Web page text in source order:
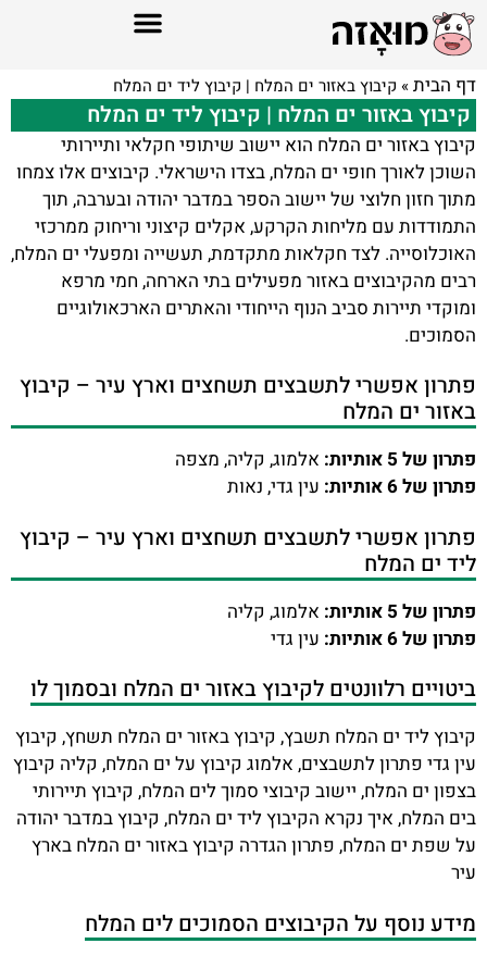
דף הבית» קיבוץ באזור ים המלח | קיבוץ ליד ים המלח
קיבוץ באזור ים המלח | קיבוץ ליד ים המלח
קיבוץ באזור ים המלח הוא יישוב שיתופי חקלאי ותיירותי
השוכן לאורך חופי ים המלח, בצדו הישראלי. קיבוצים אלו צמחו
מתוך חזון חלוצי של יישוב הספר במדבר יהודה ובערבה, תוך
התמודדות עם מליחות הקרקע, אקלים קיצוני וריחוק ממרכזי
האוכלוסייה. לצד חקלאות מתקדמת, תעשייה ומפעלי ים המלח,
רבים מהקיבוצים באזור מפעילים בתי הארחה, חמי מרפא
ומוקדי תיירות סביב הנוף הייחודי והאתרים הארכאולוגיים
הסמוכים.
פתרון אפשרי לתשבצים תשחצים וארץ עיר – קיבוץ
באזור ים המלח
פתרון של 5 אותיות:
אלמוג, קליה, מצפה
פתרון של 6 אותיות:
עין גדי, נאות
פתרון אפשרי לתשבצים תשחצים וארץ עיר – קיבוץ
ליד ים המלח
פתרון של 5 אותיות:
אלמוג, קליה
פתרון של 6 אותיות:
עין גדי
ביטויים רלוונטים לקיבוץ באזור ים המלח ובסמוך לו
קיבוץ ליד ים המלח תשבץ, קיבוץ באזור ים המלח תשחץ, קיבוץ
עין גדי פתרון לתשבצים, אלמוג קיבוץ על ים המלח, קליה קיבוץ
בצפון ים המלח, יישוב קיבוצי סמוך לים המלח, קיבוץ תיירותי
בים המלח, איך נקרא הקיבוץ ליד ים המלח, קיבוץ במדבר יהודה
על שפת ים המלח, פתרון הגדרה קיבוץ באזור ים המלח בארץ
עיר
מידע נוסף על הקיבוצים הסמוכים לים המלח